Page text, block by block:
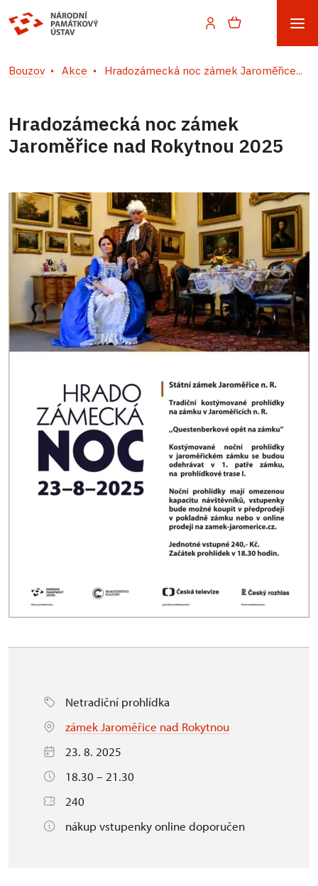
Bouzov Akce Hradozámecká noc zámek Jaroměřice...
Hradozámecká noc zámek
Jaroměřice nad Rokytnou 2025
Netradiční prohlídka
zámek Jaroměřice nad Rokytnou
23. 8. 2025
18.30 – 21.30
240
nákup vstupenky online doporučen